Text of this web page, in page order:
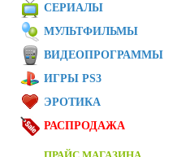
СЕРИАЛЫ
МУЛЬТФИЛЬМЫ
ВИДЕОПРОГРАММЫ
ИГРЫ PS3
ЭРОТИКА
РАСПРОДАЖА